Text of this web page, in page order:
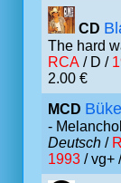
CD
The hard
RCA / D /
2.00 €
MCD
-
Deutsch /
1993 / vg+